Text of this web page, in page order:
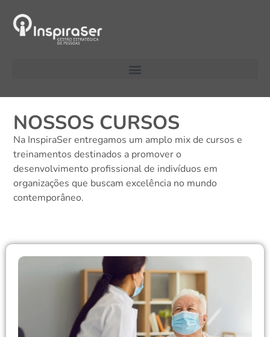
NOSSOS CURSOS
Na InspiraSer entregamos um amplo mix de cursos e
treinamentos destinados a promover o
desenvolvimento profissional de indivíduos em
organizações que buscam excelência no mundo
contemporâneo.